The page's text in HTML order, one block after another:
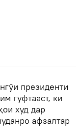
президенти
гуфтааст, ки
худ дар
афзалтар